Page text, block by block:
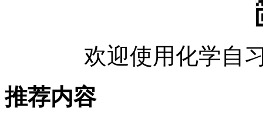
欢迎使用化学自
推荐内容